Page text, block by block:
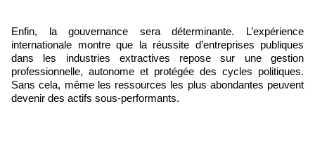
Enfin, la gouvernance sera déterminante. L’expérience
internationale montre que la réussite d’entreprises publiques
dans les industries extractives repose sur une gestion
professionnelle, autonome et protégée des cycles politiques.
Sans cela, même les ressources les plus abondantes peuvent
devenir des actifs sous-performants.